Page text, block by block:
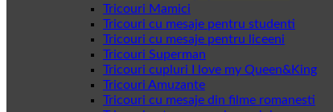
Tricouri Mamici
Tricouri cu mesaje pentru studenti
Tricouri cu mesaje pentru liceeni
Tricouri Superman
Tricouri cupluri I love my Queen&King
Tricouri Amuzante
Tricouri cu mesaje din filme romanesti